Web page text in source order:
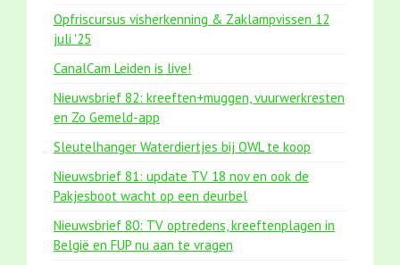
Opfriscursus visherkenning & Zaklampvissen 12
juli '25
CanalCam Leiden is live!
Nieuwsbrief 82: kreeften+muggen, vuurwerkresten
en Zo Gemeld-app
Sleutelhanger Waterdiertjes bij OWL te koop
Nieuwsbrief 81: update TV 18 nov en ook de
Pakjesboot wacht op een deurbel
Nieuwsbrief 80: TV optredens, kreeftenplagen in
België en FUP nu aan te vragen